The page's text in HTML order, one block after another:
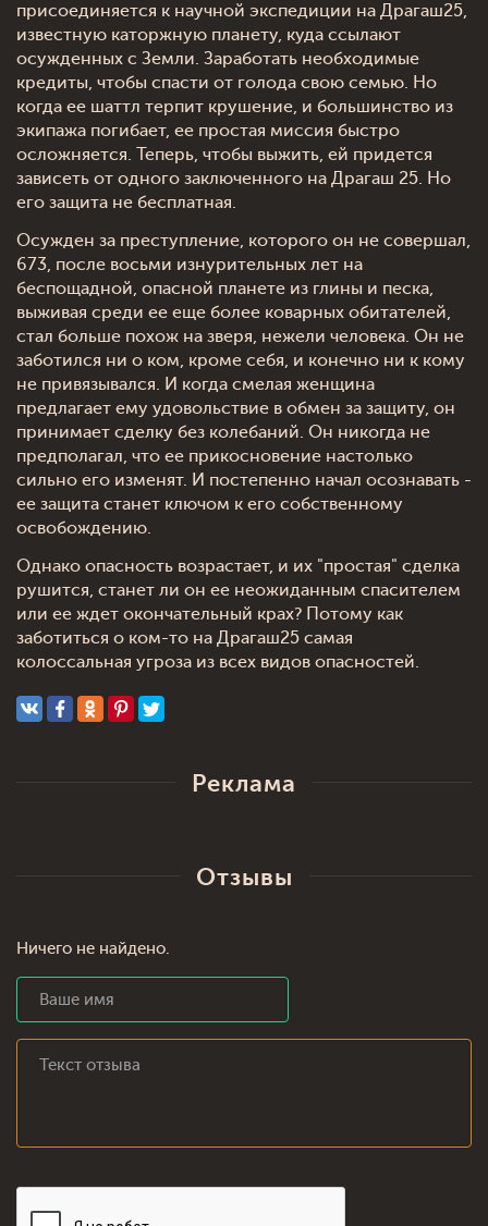
присоединяется к научной экспедиции на Драгаш25,
известную каторжную планету, куда ссылают
осужденных с Земли. Заработать необходимые
кредиты, чтобы спасти от голода свою семью. Но
когда ее шаттл терпит крушение, и большинство из
экипажа погибает, ее простая миссия быстро
осложняется. Теперь, чтобы выжить, ей придется
зависеть от одного заключенного на Драгаш 25. Но
его защита не бесплатная.
Осужден за преступление, которого он не совершал,
673, после восьми изнурительных лет на
беспощадной, опасной планете из глины и песка,
выживая среди ее еще более коварных обитателей,
стал больше похож на зверя, нежели человека. Он не
заботился ни о ком, кроме себя, и конечно ни к кому
не привязывался. И когда смелая женщина
предлагает ему удовольствие в обмен за защиту, он
принимает сделку без колебаний. Он никогда не
предполагал, что ее прикосновение настолько
сильно его изменят. И постепенно начал осознавать -
ее защита станет ключом к его собственному
освобождению.
Однако опасность возрастает, и их "простая" сделка
рушится, станет ли он ее неожиданным спасителем
или ее ждет окончательный крах? Потому как
заботиться о ком-то на Драгаш25 самая
колоссальная угроза из всех видов опасностей.
Реклама
Отзывы
Ничего не найдено.